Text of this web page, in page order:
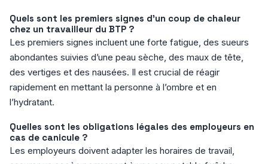
Quels sont les premiers signes d’un coup de chaleur
chez un travailleur du BTP ?
Les premiers signes incluent une forte fatigue, des sueurs
abondantes suivies d’une peau sèche, des maux de tête,
des vertiges et des nausées. Il est crucial de réagir
rapidement en mettant la personne à l’ombre et en
l’hydratant.
Quelles sont les obligations légales des employeurs en
cas de canicule ?
Les employeurs doivent adapter les horaires de travail,